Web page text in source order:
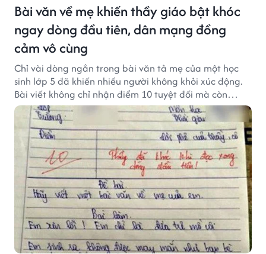
Bài văn về mẹ khiến thầy giáo bật khóc
ngay dòng đầu tiên, dân mạng đồng
cảm vô cùng
Chỉ vài dòng ngắn trong bài văn tả mẹ của một học
sinh lớp 5 đã khiến nhiều người không khỏi xúc động.
Bài viết không chỉ nhận điểm 10 tuyệt đối mà còn
khiến thầy giáo nghẹn ngào viết lời phê: "Thầy đã
khóc khi đọc xong dòng đầu tiên."